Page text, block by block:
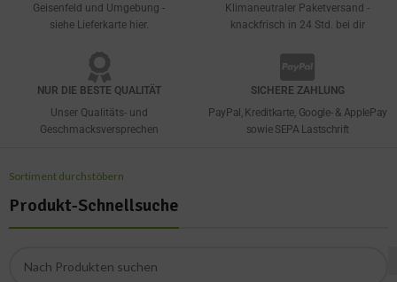
Geisenfeld und Umgebung -
siehe Lieferkarte hier.
Klimaneutraler Paketversand -
knackfrisch in 24 Std. bei dir
NUR DIE BESTE QUALITÄT
Unser Qualitäts- und
Geschmacksversprechen
SICHERE ZAHLUNG
PayPal, Kreditkarte, Google- & ApplePay
sowie SEPA Lastschrift
Sortiment durchstöbern
Produkt-Schnellsuche